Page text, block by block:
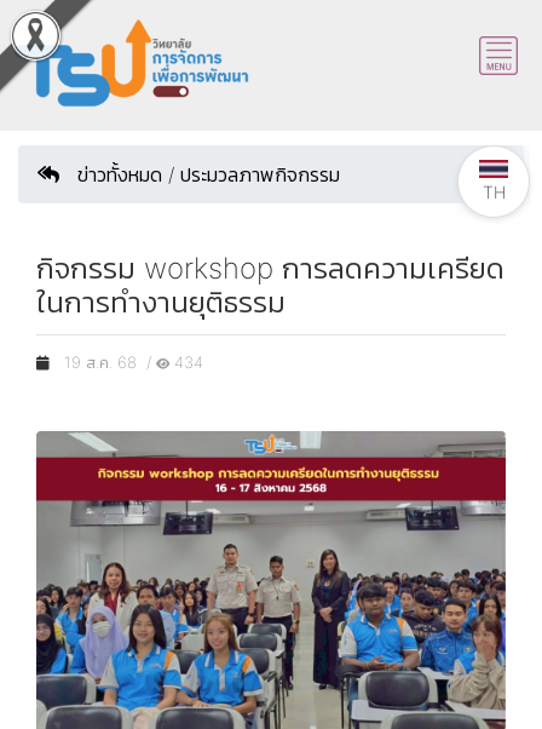
ข่าวทั้งหมด / ประมวลภาพกิจกรรม
กิจกรรม workshop การลดความเครียด
ในการทำงานยุติธรรม
19 ส.ค. 68 / 434
TH